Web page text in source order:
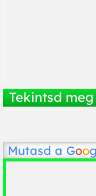
Tekintsd meg
Mutasd a Goog